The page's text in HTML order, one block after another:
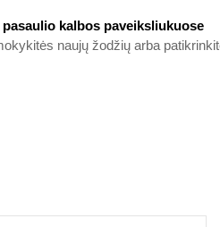
kalbos paveiksliukuose
naujų žodžių arba